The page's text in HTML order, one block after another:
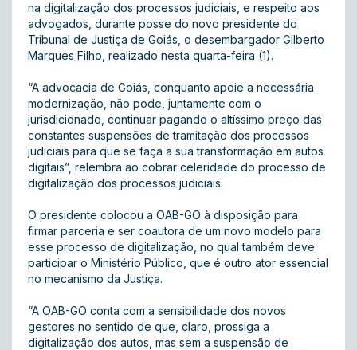
na digitalização dos processos judiciais, e respeito aos
advogados, durante posse do novo presidente do
Tribunal de Justiça de Goiás, o desembargador Gilberto
Marques Filho, realizado nesta quarta-feira (1).
“A advocacia de Goiás, conquanto apoie a necessária
modernização, não pode, juntamente com o
jurisdicionado, continuar pagando o altíssimo preço das
constantes suspensões de tramitação dos processos
judiciais para que se faça a sua transformação em autos
digitais”, relembra ao cobrar celeridade do processo de
digitalização dos processos judiciais.
O presidente colocou a OAB-GO à disposição para
firmar parceria e ser coautora de um novo modelo para
esse processo de digitalização, no qual também deve
participar o Ministério Público, que é outro ator essencial
no mecanismo da Justiça.
“A OAB-GO conta com a sensibilidade dos novos
gestores no sentido de que, claro, prossiga a
digitalização dos autos, mas sem a suspensão de